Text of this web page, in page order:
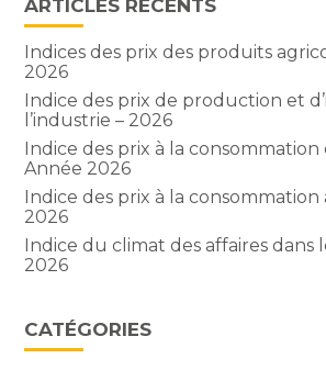
ARTICLES RÉCENTS
Indices des prix des produits
2026
Indice des prix de production et
l’industrie – 2026
Indice des prix à la
Année 2026
Indice des prix à la consommation
2026
Indice du climat des affaires dans
2026
CATÉGORIES